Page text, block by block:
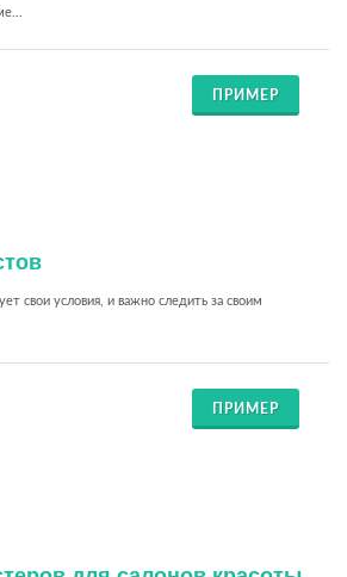
ПРИМЕР
свои условия, и важно следить за своим
ПРИМЕР